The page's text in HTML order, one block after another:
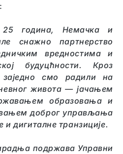
25 година, Немачка и
снажно партнерство
вредностима и
будуцћности. Кроз
заједно смо радили на
живота — јачањем
образовања и
доброг управљања
дигиталне транзиције.
подржава Управни